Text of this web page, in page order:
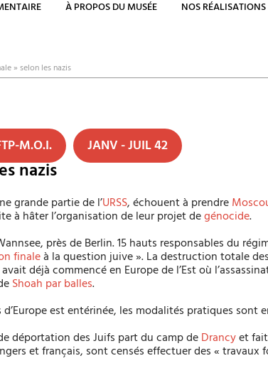
À PROPOS DU MUSÉE NOS RÉALISATIONS
» selon les nazis
M.O.I. JANV - JUIL 42
nazis
grande partie de l’URSS, échouent à prendre
à hâter l’organisation de leur projet degénocide.
près de Berlin. 15 hauts responsables du
finaleà la question juive ». La destruction totale
déjà commencé en Europe de l’Est où
Shoah par balles.
est entérinée, les modalités pratiques sont
déportation des Juifs part du camp deDrancyet
et français, sont censés effectuer des « travaux